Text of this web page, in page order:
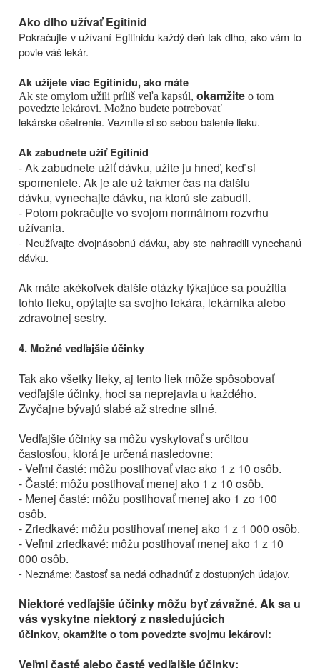
Ako dlho užívať Egitinid
Pokračujte v užívaní Egitinidu každý deň tak dlho, ako vám to
povie váš lekár.
Ak užijete viac Egitinidu, ako máte
Ak ste omylom užili príliš veľa kapsúl, okamžite o tom
povedzte lekárovi. Možno budete potrebovať
lekárske ošetrenie. Vezmite si so sebou balenie lieku.
Ak zabudnete užiť Egitinid
- Ak zabudnete užiť dávku, užite ju hneď, keď si
spomeniete. Ak je ale už takmer čas na ďalšiu
dávku, vynechajte dávku, na ktorú ste zabudli.
- Potom pokračujte vo svojom normálnom rozvrhu
užívania.
- Neužívajte dvojnásobnú dávku, aby ste nahradili vynechanú
dávku.
Ak máte akékoľvek ďalšie otázky týkajúce sa použitia
tohto lieku, opýtajte sa svojho lekára, lekárnika alebo
zdravotnej sestry.
4. Možné vedľajšie účinky
Tak ako všetky lieky, aj tento liek môže spôsobovať
vedľajšie účinky, hoci sa neprejavia u každého.
Zvyčajne bývajú slabé až stredne silné.
Vedľajšie účinky sa môžu vyskytovať s určitou
častosťou, ktorá je určená nasledovne:
- Veľmi časté: môžu postihovať viac ako 1 z 10 osôb.
- Časté: môžu postihovať menej ako 1 z 10 osôb.
- Menej časté: môžu postihovať menej ako 1 zo 100
osôb.
- Zriedkavé: môžu postihovať menej ako 1 z 1 000 osôb.
- Veľmi zriedkavé: môžu postihovať menej ako 1 z 10
000 osôb.
- Neznáme: častosť sa nedá odhadnúť z dostupných údajov.
Niektoré vedľajšie účinky môžu byť závažné. Ak sa u
vás vyskytne niektorý z nasledujúcich
účinkov, okamžite o tom povedzte svojmu lekárovi:
Veľmi časté alebo časté vedľajšie účinky: